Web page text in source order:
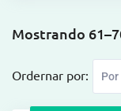
Mostrando
Ordernar por: